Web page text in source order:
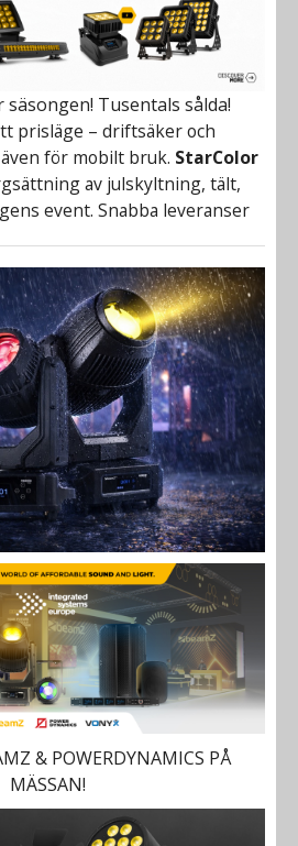
Tusentals sålda!
prisläge – driftsäker och
för mobilt bruk. StarColor
av julskyltning, tält,
event. Snabba leveranser
& POWERDYNAMICS PÅ
MÄSSAN!